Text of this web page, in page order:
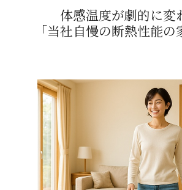
体感温度が劇的に変
「当社自慢の断熱性能